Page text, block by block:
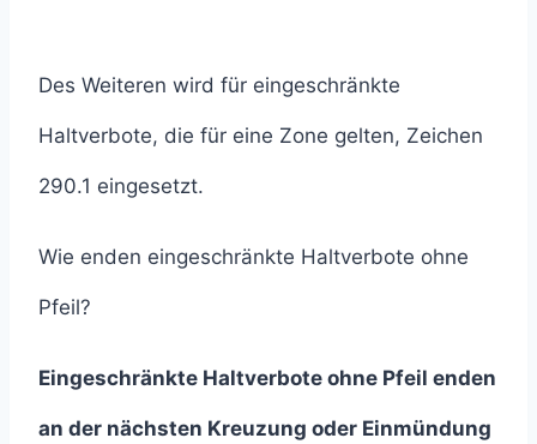
Des Weiteren wird für eingeschränkte
Haltverbote, die für eine Zone gelten, Zeichen
290.1 eingesetzt.
Wie enden eingeschränkte Haltverbote ohne
Pfeil?
Eingeschränkte Haltverbote ohne Pfeil enden
an der nächsten Kreuzung oder Einmündung